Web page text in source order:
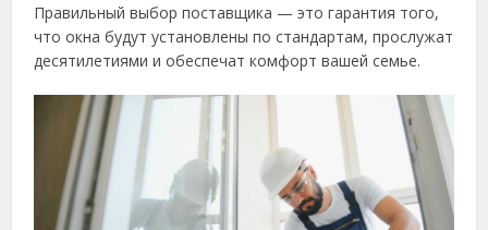
Правильный выбор поставщика — это гарантия того,
что окна будут установлены по стандартам, прослужат
десятилетиями и обеспечат комфорт вашей семье.